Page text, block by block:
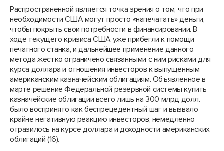
Распространенной является точка зрения о том, что при
необходимости США могут просто «напечатать» деньги,
чтобы покрыть свои потребности в финансировании. В
ходе текущего кризиса США уже прибегли к помощи
печатного станка, и дальнейшее применение данного
метода жестко ограничено связанными с ним рисками для
курса доллара и отношения инвесторов к выпущенным
американским казначейским облигациям. Объявленное в
марте решение Федеральной резервной системы купить
казначейские облигации всего лишь на 300 млрд долл.
было воспринято как беспрецедентный шаг и вызвало
крайне негативную реакцию инвесторов, немедленно
отразилось на курсе доллара и доходности американских
облигаций (16).